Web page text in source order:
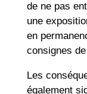
de ne pas
une
en
consignes
Les
également